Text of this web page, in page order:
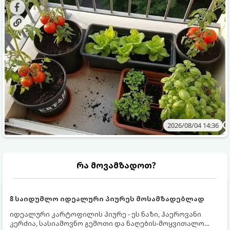
ბოსტნეულს მოკრეფთ.
და როგორ მოუაროთ მათ სწორად.
2026/08/04 14:36
რა მოვამზადოთ?
8 საიდუმლო იდეალური პიურეს მოსამზადებლად
იდეალური კარტოფილის პიურე - ეს ნაზი, ჰაეროვანი
კერძია, სასიამოვნო გემოთი და ნაღების-მოყვითალო